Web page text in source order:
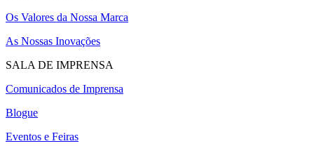
Os Valores da Nossa Marca
As Nossas Inovações
SALA DE IMPRENSA
Comunicados de Imprensa
Blogue
Eventos e Feiras